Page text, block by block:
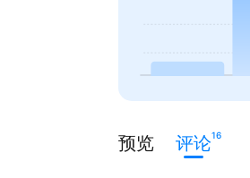
预览 评论16